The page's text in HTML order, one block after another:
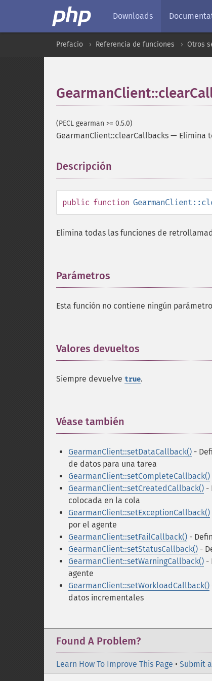
Downloads
Prefacio Referencia de funciones Otros
(PECL gearman >= 0.5.0)
GearmanClient::clearCallbacks — Elimina
Descripción
public function
Elimina todas las funciones de
Parámetros
Esta función no contiene ningún
Valores devueltos
Siempre devuelve true.
Véase también
GearmanClient::setDataCallback() -
de datos para una tarea
GearmanClient::setCompleteCallback()
GearmanClient::setCreatedCallback() -
colocada en la cola
GearmanClient::setExceptionCallback()
por el agente
GearmanClient::setFailCallback() -
GearmanClient::setStatusCallback() -
GearmanClient::setWarningCallback() -
agente
GearmanClient::setWorkloadCallback()
datos incrementales
Found A Problem?
Learn How To Improve This Page • Submit